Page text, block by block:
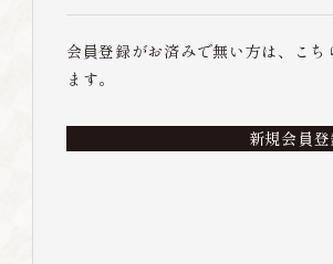
会員登録がお済みで無い方は、こち
ます。
新規会員登